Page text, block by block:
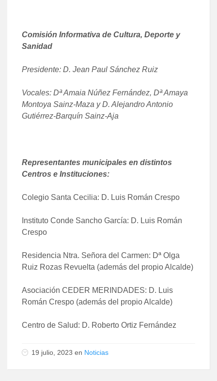
Comisión Informativa de Cultura, Deporte y
Sanidad
Presidente: D. Jean Paul Sánchez Ruiz
Vocales: Dª Amaia Núñez Fernández, Dª Amaya
Montoya Sainz-Maza y D. Alejandro Antonio
Gutiérrez-Barquín Sainz-Aja
Representantes municipales en distintos
Centros e Instituciones:
Colegio Santa Cecilia: D. Luis Román Crespo
Instituto Conde Sancho García: D. Luis Román
Crespo
Residencia Ntra. Señora del Carmen: Dª Olga
Ruiz Rozas Revuelta (además del propio Alcalde)
Asociación CEDER MERINDADES: D. Luis
Román Crespo (además del propio Alcalde)
Centro de Salud: D. Roberto Ortiz Fernández
19 julio, 2023 en Noticias